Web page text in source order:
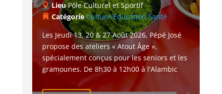
LieuPôle Culturel et Sportif
CatégorieCulture Education Santé
Les Jeudi 13, 20 & 27 Août 2026, Pépé José
propose des ateliers « Atout Âge »,
spécialement conçus pour les seniors et les
gramounes. De 8h30 à 12h00 à l'Alambic